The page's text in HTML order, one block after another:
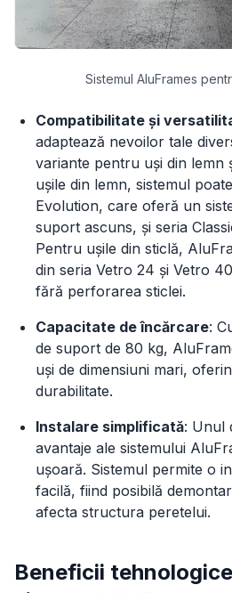
Sistemul AluFrames
Compatibilitate și
adaptează nevoilor tale
variante pentru uși din lemn
ușile din lemn, sistemul
Evolution, care oferă un
suport ascuns, și seria
Pentru ușile din sticlă,
din seria Vetro 24 și Vetro
fără perforarea sticlei.
Capacitate de încărcare:
de suport de 80 kg,
uși de dimensiuni mari,
durabilitate.
Instalare simplificată: Unul
avantaje ale sistemului
ușoară. Sistemul permite o
facilă, fiind posibilă
afecta structura peretelui.
Beneficii